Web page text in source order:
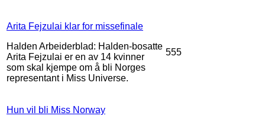
Arita Fejzulai klar for missefinale
Halden Arbeiderblad: Halden-bosatte
Arita Fejzulai er en av 14 kvinner
som skal kjempe om å bli Norges
representant i Miss Universe.
555
Hun vil bli Miss Norway